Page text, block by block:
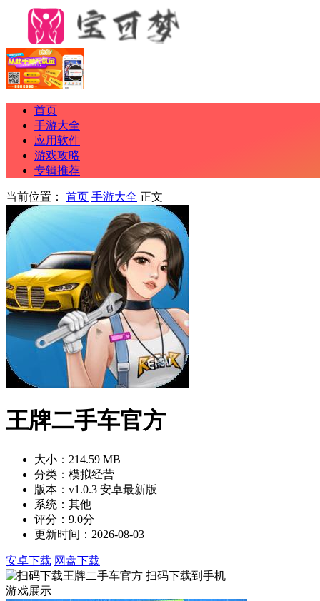
首页
手游大全
应用软件
游戏攻略
专辑推荐
当前位置： 首页 手游大全 正文
王牌二手车官方
大小：214.59 MB
分类：模拟经营
版本：v1.0.3 安卓最新版
系统：其他
评分：9.0分
更新时间：2026-08-03
安卓下载 网盘下载
扫码下载到手机
游戏展示